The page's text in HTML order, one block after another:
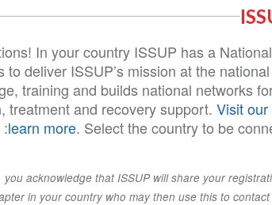
In your country ISSUP has a
to deliver ISSUP’s mission at the
training and builds national networks
treatment and recovery support. Visit our
learn more. Select the country to be
you acknowledge that ISSUP will share your
in your country who may then use this to